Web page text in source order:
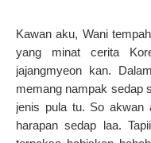
Kawan aku, Wani
yang minat cerita
jajangmyeon kan.
memang nampak sedap
jenis pula tu. So akwan
harapan sedap laa.